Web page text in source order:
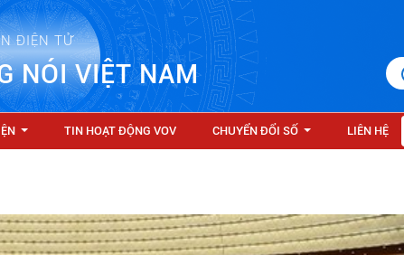
ĐIỆN TỬ
NÓI VIỆT NAM
TIN HOẠT ĐỘNG VOV CHUYỂN ĐỔI SỐ LIÊN HỆ